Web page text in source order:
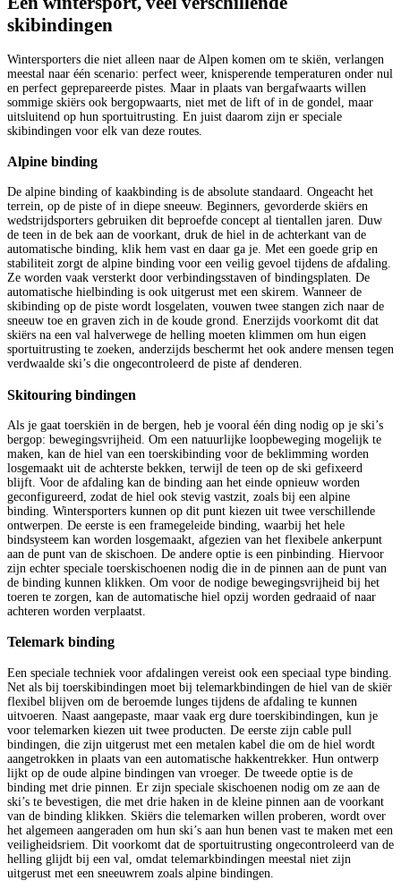
skibindingen
Wintersporters die niet alleen naar de Alpen komen om te skiën, verlangen
meestal naar één scenario: perfect weer, knisperende temperaturen onder nul
en perfect geprepareerde pistes. Maar in plaats van bergafwaarts willen
sommige skiërs ook bergopwaarts, niet met de lift of in de gondel, maar
uitsluitend op hun sportuitrusting. En juist daarom zijn er speciale
skibindingen voor elk van deze routes.
Alpine binding
De alpine binding of kaakbinding is de absolute standaard. Ongeacht het
terrein, op de piste of in diepe sneeuw. Beginners, gevorderde skiërs en
wedstrijdsporters gebruiken dit beproefde concept al tientallen jaren. Duw
de teen in de bek aan de voorkant, druk de hiel in de achterkant van de
automatische binding, klik hem vast en daar ga je. Met een goede grip en
stabiliteit zorgt de alpine binding voor een veilig gevoel tijdens de afdaling.
Ze worden vaak versterkt door verbindingsstaven of bindingsplaten. De
automatische hielbinding is ook uitgerust met een skirem. Wanneer de
skibinding op de piste wordt losgelaten, vouwen twee stangen zich naar de
sneeuw toe en graven zich in de koude grond. Enerzijds voorkomt dit dat
skiërs na een val halverwege de helling moeten klimmen om hun eigen
sportuitrusting te zoeken, anderzijds beschermt het ook andere mensen tegen
verdwaalde ski’s die ongecontroleerd de piste af denderen.
Skitouring bindingen
Als je gaat toerskiën in de bergen, heb je vooral één ding nodig op je ski’s
bergop: bewegingsvrijheid. Om een natuurlijke loopbeweging mogelijk te
maken, kan de hiel van een toerskibinding voor de beklimming worden
losgemaakt uit de achterste bekken, terwijl de teen op de ski gefixeerd
blijft. Voor de afdaling kan de binding aan het einde opnieuw worden
geconfigureerd, zodat de hiel ook stevig vastzit, zoals bij een alpine
binding. Wintersporters kunnen op dit punt kiezen uit twee verschillende
ontwerpen. De eerste is een framegeleide binding, waarbij het hele
bindsysteem kan worden losgemaakt, afgezien van het flexibele ankerpunt
aan de punt van de skischoen. De andere optie is een pinbinding. Hiervoor
zijn echter speciale toerskischoenen nodig die in de pinnen aan de punt van
de binding kunnen klikken. Om voor de nodige bewegingsvrijheid bij het
toeren te zorgen, kan de automatische hiel opzij worden gedraaid of naar
achteren worden verplaatst.
Telemark binding
Een speciale techniek voor afdalingen vereist ook een speciaal type binding.
Net als bij toerskibindingen moet bij telemarkbindingen de hiel van de skiër
flexibel blijven om de beroemde lunges tijdens de afdaling te kunnen
uitvoeren. Naast aangepaste, maar vaak erg dure toerskibindingen, kun je
voor telemarken kiezen uit twee producten. De eerste zijn cable pull
bindingen, die zijn uitgerust met een metalen kabel die om de hiel wordt
aangetrokken in plaats van een automatische hakkentrekker. Hun ontwerp
lijkt op de oude alpine bindingen van vroeger. De tweede optie is de
binding met drie pinnen. Er zijn speciale skischoenen nodig om ze aan de
ski’s te bevestigen, die met drie haken in de kleine pinnen aan de voorkant
van de binding klikken. Skiërs die telemarken willen proberen, wordt over
het algemeen aangeraden om hun ski’s aan hun benen vast te maken met een
veiligheidsriem. Dit voorkomt dat de sportuitrusting ongecontroleerd van de
helling glijdt bij een val, omdat telemarkbindingen meestal niet zijn
uitgerust met een sneeuwrem zoals alpine bindingen.